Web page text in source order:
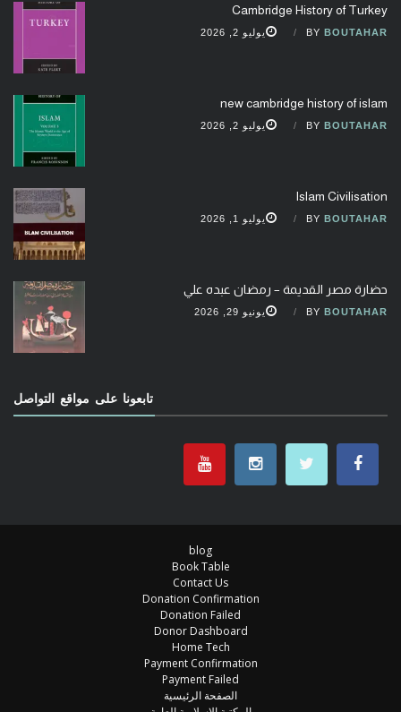
Cambridge History of Turkey
BY BOUTAHAR يوليو 2, 2026
new cambridge history of islam
BY BOUTAHAR يوليو 2, 2026
Islam Civilisation
BY BOUTAHAR يوليو 1, 2026
حضارة مصر القديمة – رمضان عبده علي
BY BOUTAHAR يونيو 29, 2026
تابعونا على مواقع التواصل
blog
Book Table
Contact Us
Donation Confirmation
Donation Failed
Donor Dashboard
Home Tech
Payment Confirmation
Payment Failed
الصفحة الرئيسية